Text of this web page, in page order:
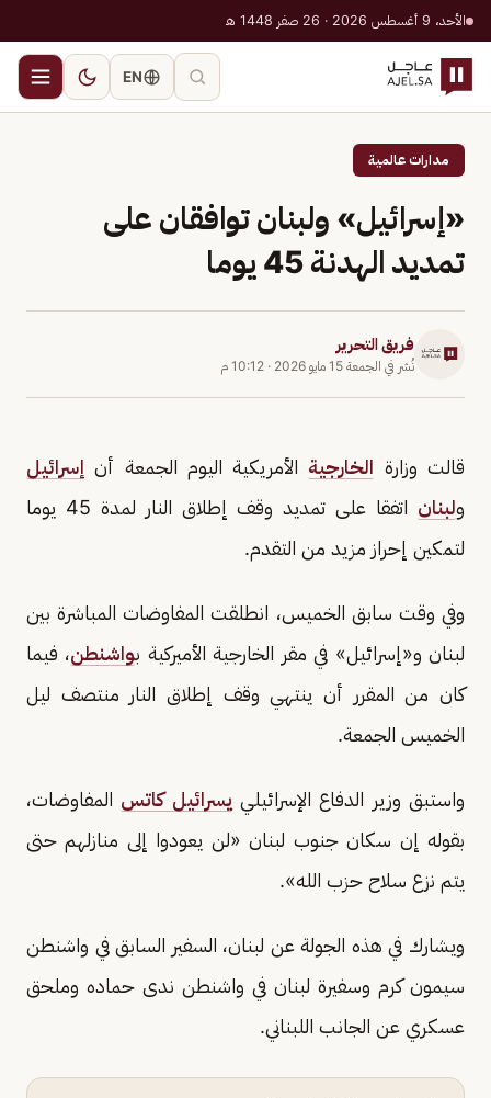
الأحد، 9 أغسطس 2026 · 26 صفر 1448 هـ
EN
مدارات عالمية
«إسرائيل» ولبنان توافقان على
تمديد الهدنة 45 يوما
فريق التحرير
نُشر في الجمعة 15 مايو 2026 · 10:12 م
قالت ‌وزارة ​ الخارجية ​الأمريكية اليوم ⁠الجمعة ​أن ​ إسرائيل
ولبنان
​اتفقا ​على تمديد وقف ‌إطلاق ⁠النار لمدة ​45 ​يوما
⁠لتمكين ​إحراز ​مزيد ⁠من ⁠التقدم.
وفي وقت سابق الخميس، انطلقت المفاوضات المباشرة بين
لبنان و«إسرائيل» في مقر الخارجية الأميركية بواشنطن، فيما
كان من المقرر أن ينتهي وقف إطلاق النار منتصف ليل
الخميس الجمعة.
واستبق وزير الدفاع الإسرائيلي يسرائيل كاتس المفاوضات،
بقوله إن سكان جنوب لبنان «لن يعودوا إلى منازلهم حتى
يتم نزع سلاح حزب الله».
ويشارك في هذه الجولة عن لبنان، السفير السابق في واشنطن
سيمون كرم وسفيرة لبنان في واشنطن ندى حماده وملحق
عسكري عن الجانب اللبناني.